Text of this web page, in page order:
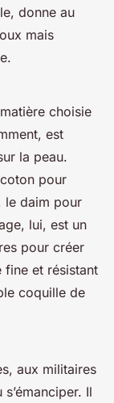
donne au
mais
choisie
est
la peau.
pour
le daim pour
lui, est un
pour créer
fine et résistant
coquille de
aux militaires
s’émanciper. Il